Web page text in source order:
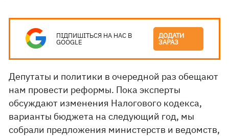
ПІДПИШІТЬСЯ НА НАС В
GOOGLE
ДОДАТИ
ЗАРАЗ
Депутаты и политики в очередной раз обещают
нам провести реформы. Пока эксперты
обсуждают изменения Налогового кодекса,
варианты бюджета на следующий год, мы
собрали предложения министерств и ведомств,